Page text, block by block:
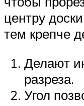
центру
тем крепче
Делают
разреза.
Угол